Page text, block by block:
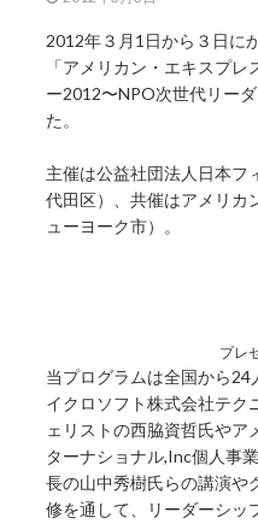
2012年３月1日から３日に
「アメリカン・エキスプ
ー2012〜NPO次世代リー
た。
主催は公益社団法人日本フ
代田区）、共催はアメリカ
ューヨーク市）。
プレ
当プログラムは全国から
イクロソフト株式会社テク
ェリストの西脇資哲氏やア
ターナショナル,Inc個人事
長の山中秀樹氏らの講演や
修を通して、リーダーシッ